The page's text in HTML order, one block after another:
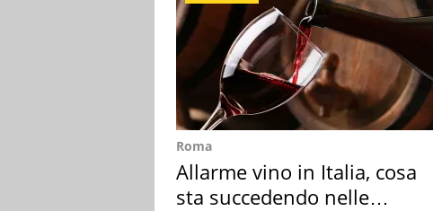
Roma
Allarme vino in Italia, cosa
sta succedendo nelle